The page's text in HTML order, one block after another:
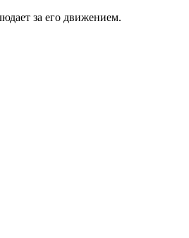
за его движением.